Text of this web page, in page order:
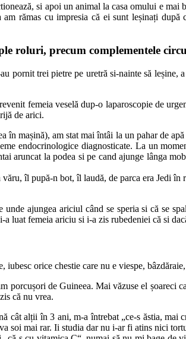
si apoi un animal la casa omului e
rămas cu impresia că ei sunt leșinați
roluri, precum complementele
trei pietre pe uretră si-nainte să leșine,
femeia veselă dup-o laparoscopie de
de arici.
mașină), am stat mai întâi la un pahar de
endocrinologice diagnosticate. La un
aruncat la podea si pe cand ajunge lânga
îl pupă-n bot, îl laudă, de parca era Jedi
ajungea ariciul când se speria si că se
luat femeia ariciu si i-a zis rubedeniei că si
orice chestie care nu e viespe,
porcușori de Guineea. Mai văzuse el șoareci
că nu vrea.
alții în 3 ani, m-a întrebat „ce-s ăstia, mai
soi mai rar. Ii studia dar nu i-ar fi atins nici